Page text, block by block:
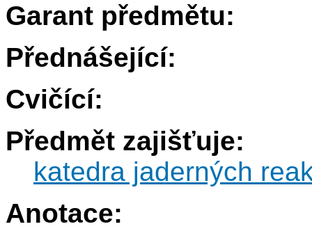
Garant předmětu:
Přednášející:
Cvičící:
Předmět zajišťuje:
katedra jaderných
Anotace: